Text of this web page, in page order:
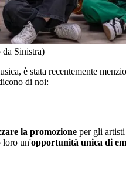
Sinistra)
è stata recentemente
di noi:
la promozione per gli
loro un'opportunità unica di